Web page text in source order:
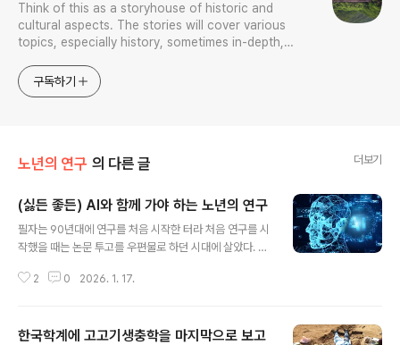
Think of this as a storyhouse of historic and
cultural aspects. The stories will cover various
topics, especially history, sometimes in-depth,
approach will be to resist any common sense or
generalized viewpoint
구독하기
노년의 연구 의 다른 글 더보기
(싫든 좋든) AI와 함께 가야 하는 노년의 연구
필자는 90년대에 연구를 처음 시작한 터라 처음 연구를 시
작했을 때는 논문 투고를 우편물로 하던 시대에 살았다. 필
99년이 처음인데이때 해외로 국제우편을 보내 투고했다.
심사 결과도 우편으로 받았다. 물론 국제우편. 논문이 출판
2 0 2026. 1. 17.
한국학계에 고고기생충학을 마지막으로 보고